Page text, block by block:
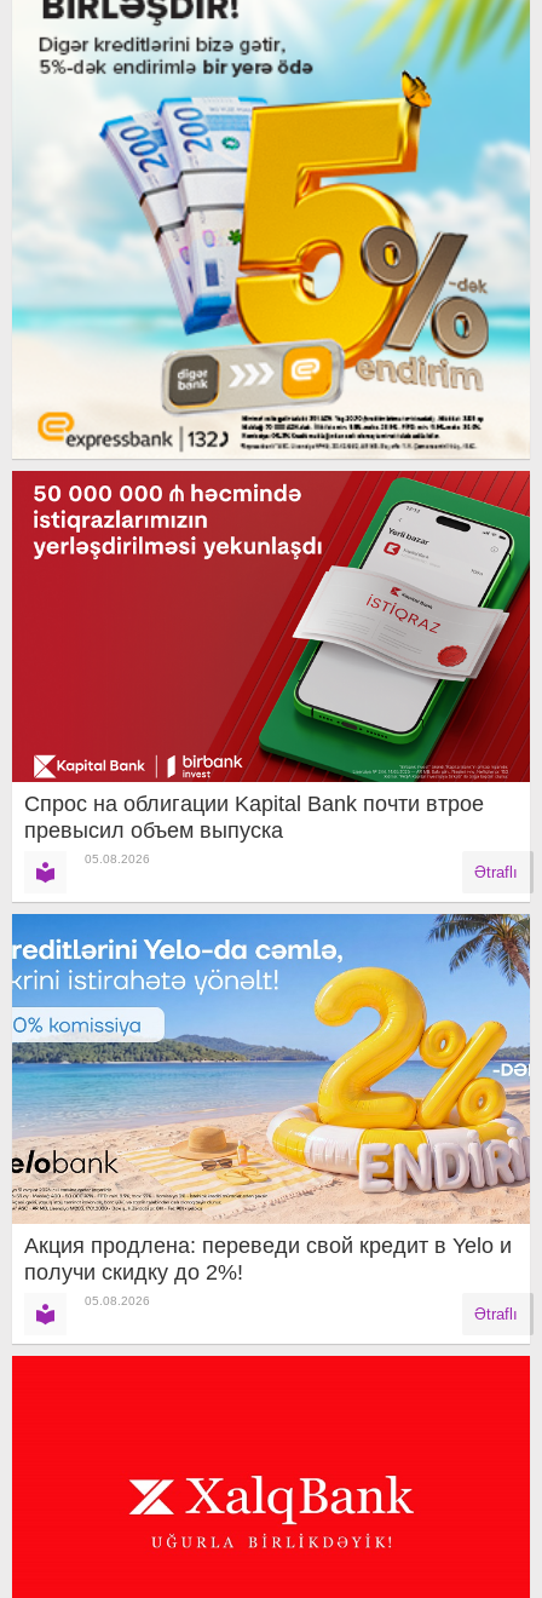
Спрос на облигации Kapital Bank почти втрое
превысил объем выпуска
05.08.2026
Ətraflı
Акция продлена: переведи свой кредит в Yelo и
получи скидку до 2%!
05.08.2026
Ətraflı